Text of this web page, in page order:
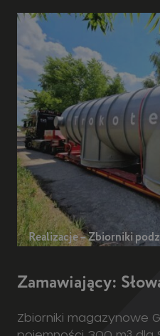
Realizacje – Zbiorniki
Zamawiający:
Zbiorniki magazynowe